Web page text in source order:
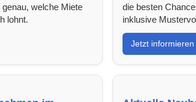
welche Miete
lohnt.
die besten
inklusive
Jetzt informieren